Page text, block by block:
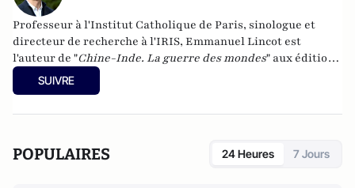
Professeur à l'Institut Catholique de Paris, sinologue et
directeur de recherche à l'IRIS, Emmanuel Lincot est
l'auteur de "Chine-Inde. La guerre des mondes" aux éditions
Le Cerf (à paraître le 27 février).
SUIVRE
POPULAIRES 24 Heures 7 Jours